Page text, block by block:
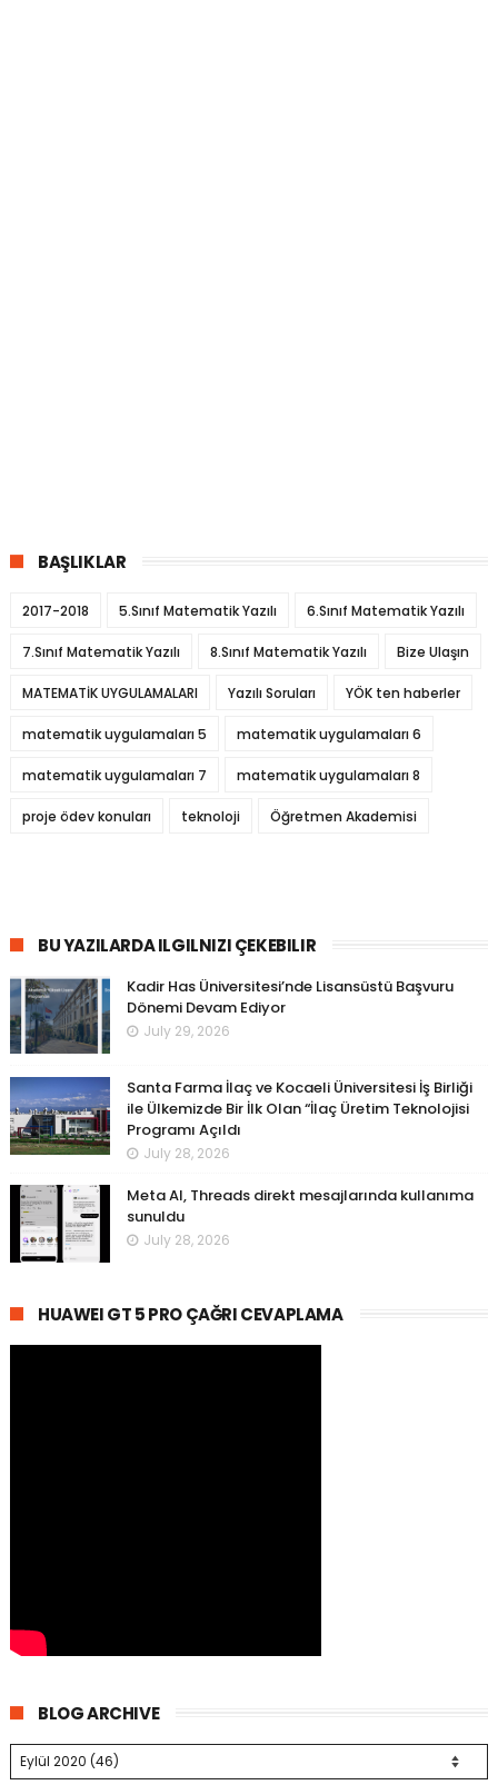
BAŞLIKLAR
2017-2018 5.Sınıf Matematik Yazılı 6.Sınıf Matematik Yazılı
7.Sınıf Matematik Yazılı 8.Sınıf Matematik Yazılı Bize Ulaşın
MATEMATİK UYGULAMALARI Yazılı Soruları YÖK ten haberler
matematik uygulamaları 5 matematik uygulamaları 6
matematik uygulamaları 7 matematik uygulamaları 8
proje ödev konuları teknoloji Öğretmen Akademisi
BU YAZILARDA ILGILNIZI ÇEKEBILIR
Kadir Has Üniversitesi’nde Lisansüstü Başvuru
Dönemi Devam Ediyor
July 29, 2026
Santa Farma İlaç ve Kocaeli Üniversitesi İş Birliği
ile Ülkemizde Bir İlk Olan “İlaç Üretim Teknolojisi
Programı Açıldı
July 28, 2026
Meta AI, Threads direkt mesajlarında kullanıma
sunuldu
July 28, 2026
HUAWEI GT 5 PRO ÇAĞRI CEVAPLAMA
BLOG ARCHIVE